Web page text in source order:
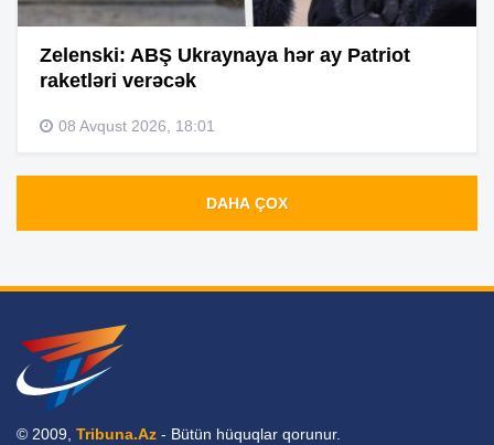
Zelenski: ABŞ Ukraynaya hər ay Patriot
raketləri verəcək
08 Avqust 2026, 18:01
DAHA ÇOX
© 2009, Tribuna.Az - Bütün hüquqlar qorunur.